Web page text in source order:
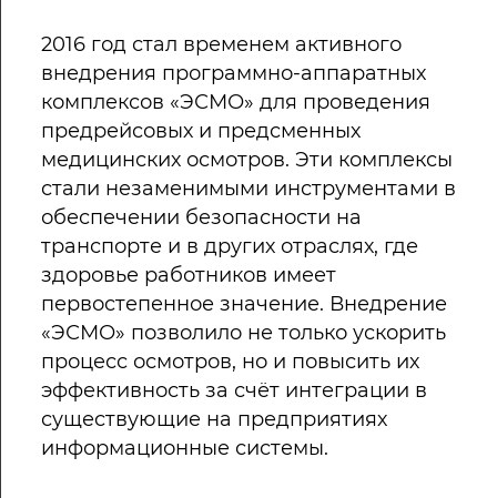
2016 год стал временем активного
внедрения программно-аппаратных
комплексов «ЭСМО» для проведения
предрейсовых и предсменных
медицинских осмотров. Эти комплексы
стали незаменимыми инструментами в
обеспечении безопасности на
транспорте и в других отраслях, где
здоровье работников имеет
первостепенное значение. Внедрение
«ЭСМО» позволило не только ускорить
процесс осмотров, но и повысить их
эффективность за счёт интеграции в
существующие на предприятиях
информационные системы.